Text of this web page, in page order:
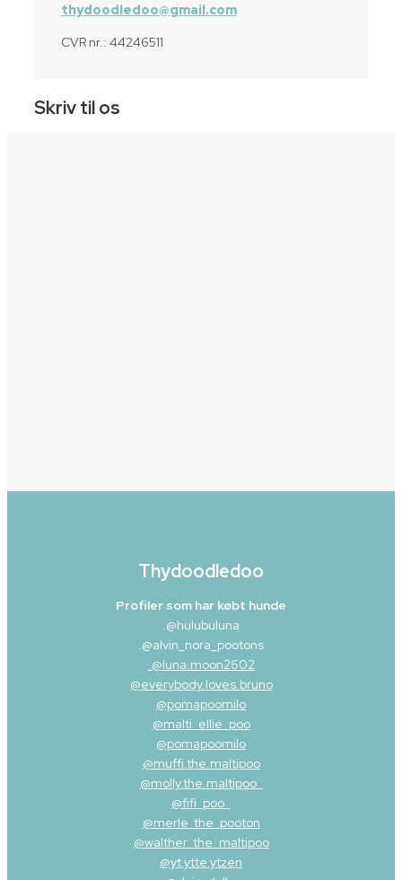
thydoodledoo@gmail.com
CVR nr.: 44246511
Skriv til os
Thydoodledoo
Profiler som har købt hunde
.@hulubuluna
.@alvin_nora_pootons
.@luna.moon2602
@everybody.loves.bruno
@pomapoomilo
@malti_ellie_poo
@pomapoomilo
@muffi.the.maltipoo
@molly.the.maltipoo_
@fifi_poo_
@merle_the_pooton
@walther_the_maltipoo
@yt.ytte.ytzen